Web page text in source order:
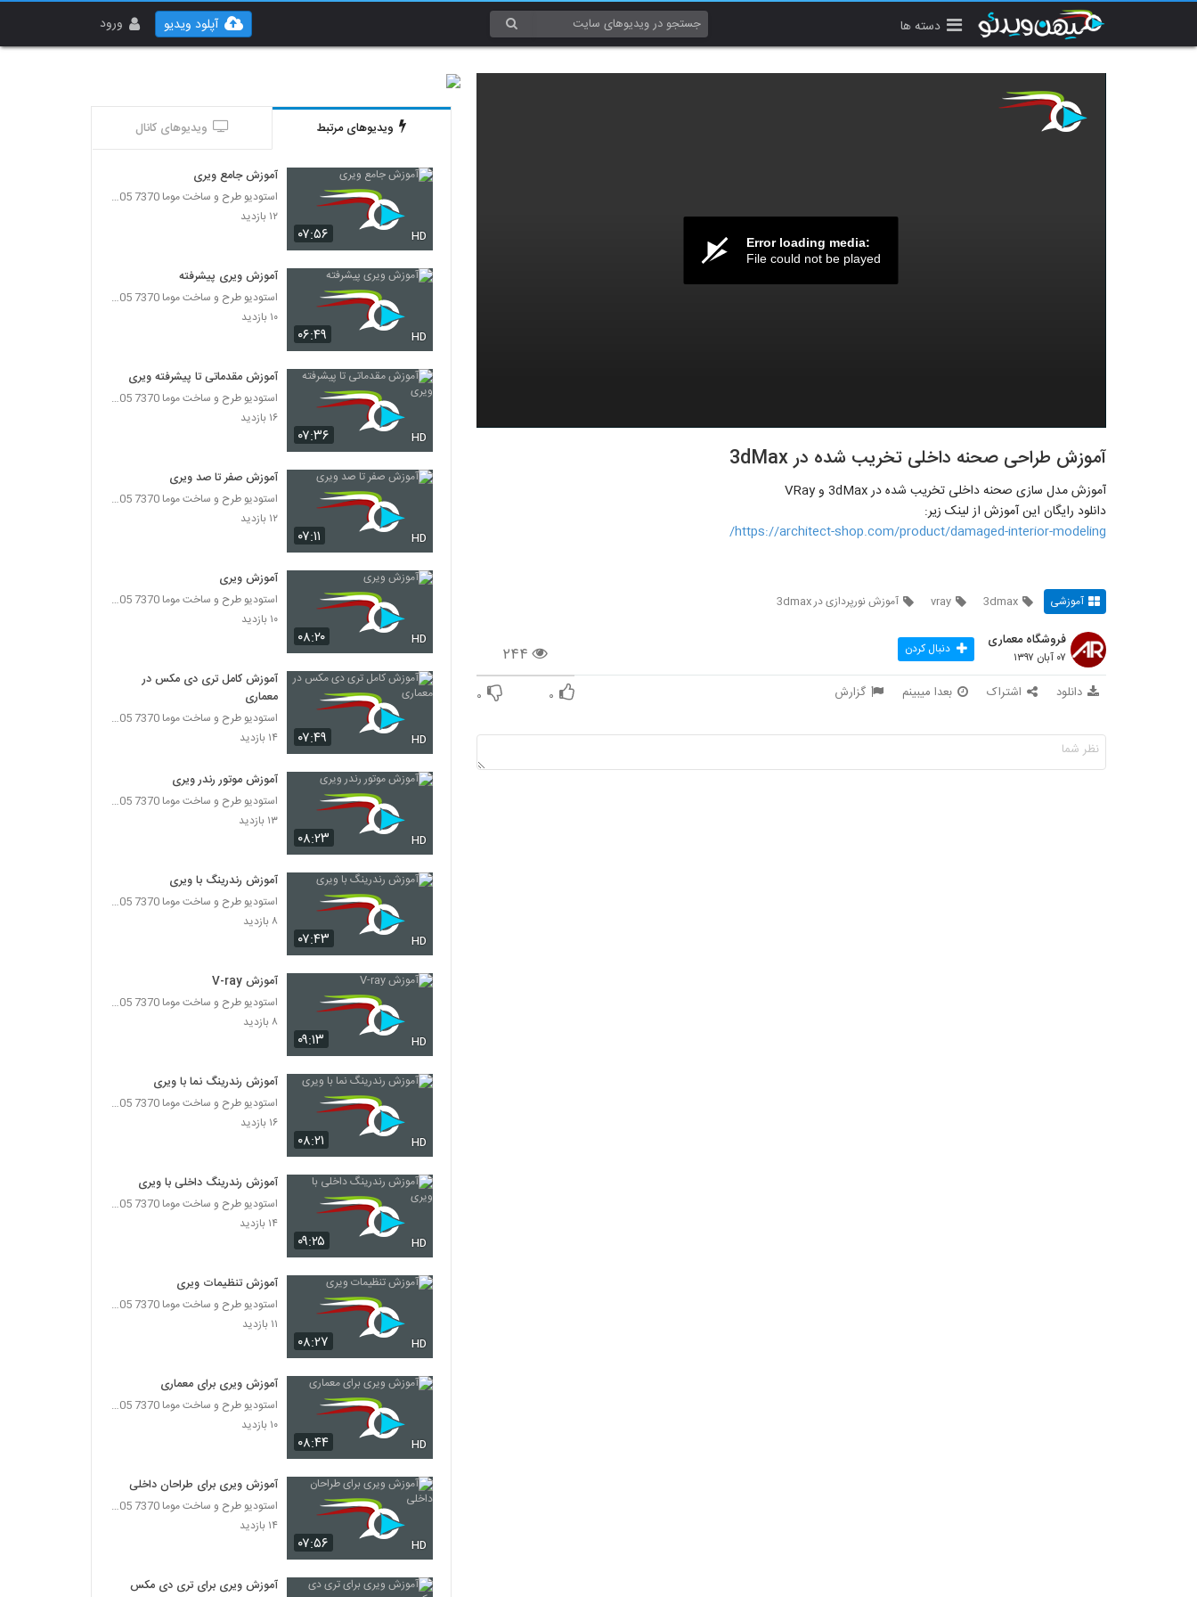
دسته ها ورود آپلود ویدیو
Error loading media:
File could not be played
آموزش طراحی صحنه داخلی تخریب شده در 3dMax
آموزش مدل سازی صحنه داخلی تخریب شده در 3dMax و VRay
دانلود رایگان این آموزش از لینک زیر:
https://architect-shop.com/product/damaged-interior-modeling/
آموزشی 3dmax
vray آموزش نورپردازی در 3dmax
۲۴۴
فروشگاه معماری
۰۷ آبان ۱۳۹۷ دنبال کردن
دانلود اشتراک بعدا میبینم گزارش ۰ ۰
ویدیوهای مرتبط ویدیوهای کانال
۰۷:۵۶ HD
آموزش جامع ویری
استودیو طرح و ساخت موما 7370 7105-021
۱۲ بازدید
۰۶:۴۹ HD
آموزش ویری پیشرفته
استودیو طرح و ساخت موما 7370 7105-021
۱۰ بازدید
۰۷:۳۶ HD
آموزش مقدماتی تا پیشرفته ویری
استودیو طرح و ساخت موما 7370 7105-021
۱۶ بازدید
۰۷:۱۱ HD
آموزش صفر تا صد ویری
استودیو طرح و ساخت موما 7370 7105-021
۱۲ بازدید
۰۸:۲۰ HD
آموزش ویری
استودیو طرح و ساخت موما 7370 7105-021
۱۰ بازدید
۰۷:۴۹ HD
آموزش کامل تری دی مکس در
معماری
استودیو طرح و ساخت موما 7370 7105-021
۱۴ بازدید
۰۸:۲۳ HD
آموزش موتور رندر ویری
استودیو طرح و ساخت موما 7370 7105-021
۱۳ بازدید
۰۷:۴۳ HD
آموزش رندرینگ با ویری
استودیو طرح و ساخت موما 7370 7105-021
۸ بازدید
۰۹:۱۳ HD
آموزش V-ray
استودیو طرح و ساخت موما 7370 7105-021
۸ بازدید
۰۸:۲۱ HD
آموزش رندرینگ نما با ویری
استودیو طرح و ساخت موما 7370 7105-021
۱۶ بازدید
۰۹:۲۵ HD
آموزش رندرینگ داخلی با ویری
استودیو طرح و ساخت موما 7370 7105-021
۱۴ بازدید
۰۸:۲۷ HD
آموزش تنظیمات ویری
استودیو طرح و ساخت موما 7370 7105-021
۱۱ بازدید
۰۸:۴۴ HD
آموزش ویری برای معماری
استودیو طرح و ساخت موما 7370 7105-021
۱۰ بازدید
۰۷:۵۶ HD
آموزش ویری برای طراحان داخلی
استودیو طرح و ساخت موما 7370 7105-021
۱۴ بازدید
آموزش ویری برای تری دی مکس